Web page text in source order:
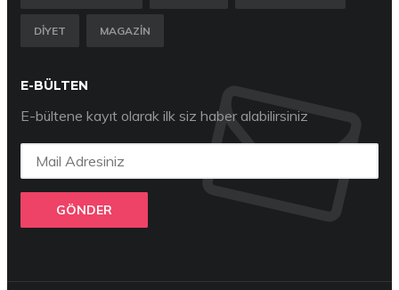
DIYET MAGAZIN
E-BÜLTEN
E-bültene kayıt olarak ilk siz haber alabilirsiniz
GÖNDER